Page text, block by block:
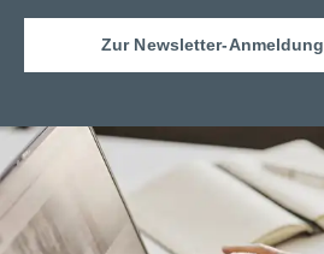
Zur Newsletter-Anmeldung